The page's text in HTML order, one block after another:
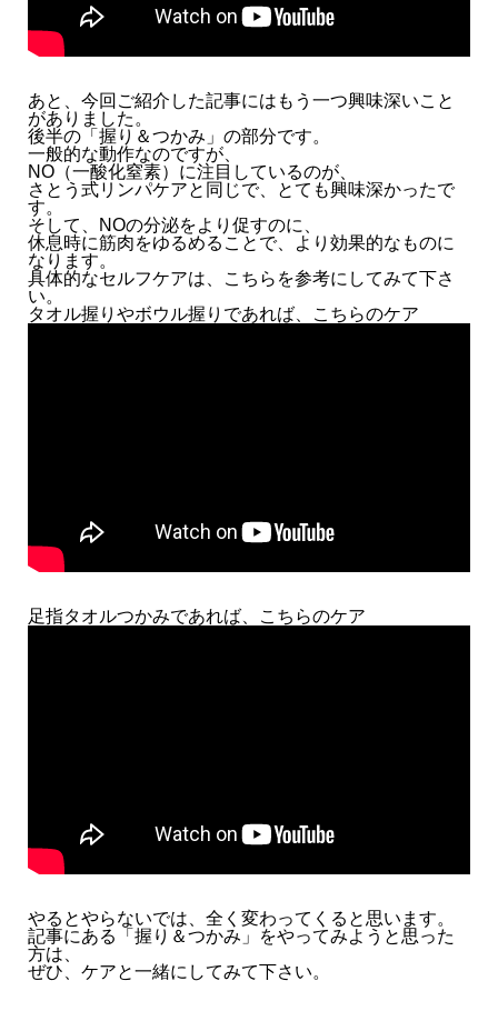
あと、今回ご紹介した記事にはもう一つ興味深いこと
がありました。
後半の「握り＆つかみ」の部分です。
一般的な動作なのですが、
NO（一酸化窒素）に注目しているのが、
さとう式リンパケアと同じで、とても興味深かったで
す。
そして、NOの分泌をより促すのに、
休息時に筋肉をゆるめることで、より効果的なものに
なります。
具体的なセルフケアは、こちらを参考にしてみて下さ
い。
タオル握りやボウル握りであれば、こちらのケア
足指タオルつかみであれば、こちらのケア
やるとやらないでは、全く変わってくると思います。
記事にある「握り＆つかみ」をやってみようと思った
方は、
ぜひ、ケアと一緒にしてみて下さい。